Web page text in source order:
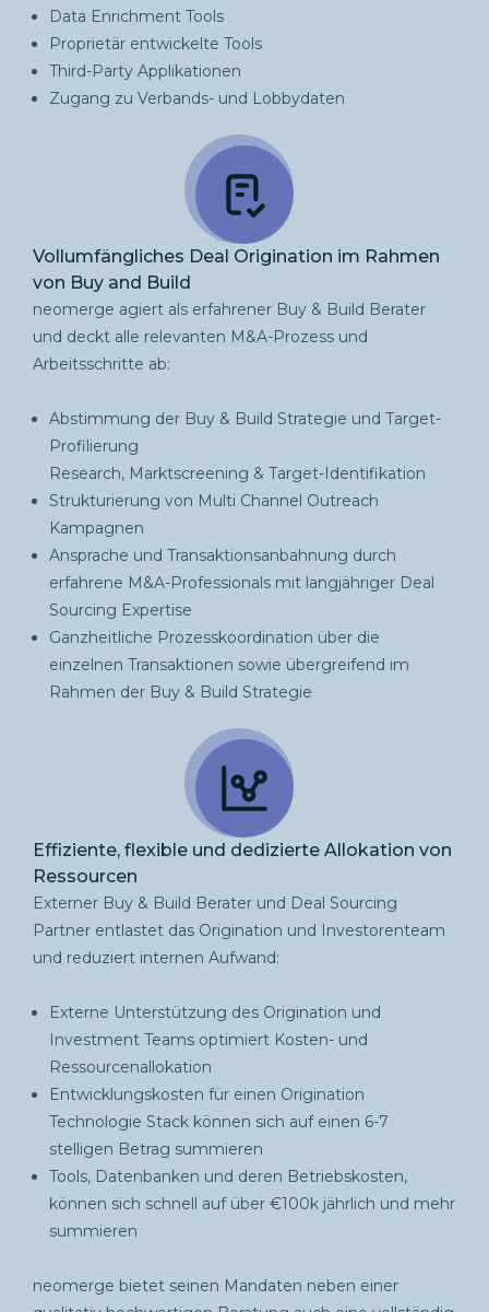
Data Enrichment Tools
Proprietär entwickelte Tools
Third-Party Applikationen
Zugang zu Verbands- und Lobbydaten
Vollumfängliches Deal Origination im Rahmen
von Buy and Build
neomerge agiert als erfahrener Buy & Build Berater
und deckt alle relevanten M&A-Prozess und
Arbeitsschritte ab:
Abstimmung der Buy & Build Strategie und Target-
Profilierung
Research, Marktscreening & Target-Identifikation
Strukturierung von Multi Channel Outreach
Kampagnen
Ansprache und Transaktionsanbahnung durch
erfahrene M&A-Professionals mit langjähriger Deal
Sourcing Expertise
Ganzheitliche Prozesskoordination über die
einzelnen Transaktionen sowie übergreifend im
Rahmen der Buy & Build Strategie
Effiziente, flexible und dedizierte Allokation von
Ressourcen
Externer Buy & Build Berater und Deal Sourcing
Partner entlastet das Origination und Investorenteam
und reduziert internen Aufwand:
Externe Unterstützung des Origination und
Investment Teams optimiert Kosten- und
Ressourcenallokation
Entwicklungskosten für einen Origination
Technologie Stack können sich auf einen 6-7
stelligen Betrag summieren
Tools, Datenbanken und deren Betriebskosten,
können sich schnell auf über €100k jährlich und mehr
summieren
neomerge bietet seinen Mandaten neben einer